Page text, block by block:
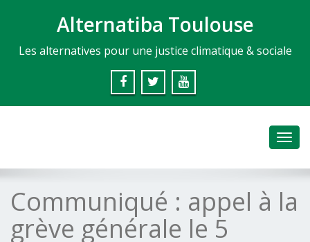
Alternatiba Toulouse
Les alternatives pour une justice climatique & sociale
Communiqué : appel à la
grève générale le 5